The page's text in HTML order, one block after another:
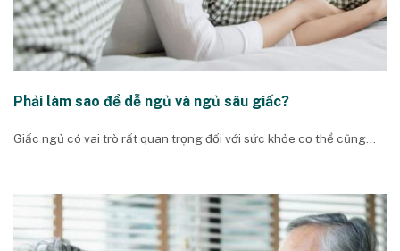
Phải làm sao để dễ ngủ và ngủ sâu giấc?
Giấc ngủ có vai trò rất quan trọng đối với sức khỏe cơ thể cũng...